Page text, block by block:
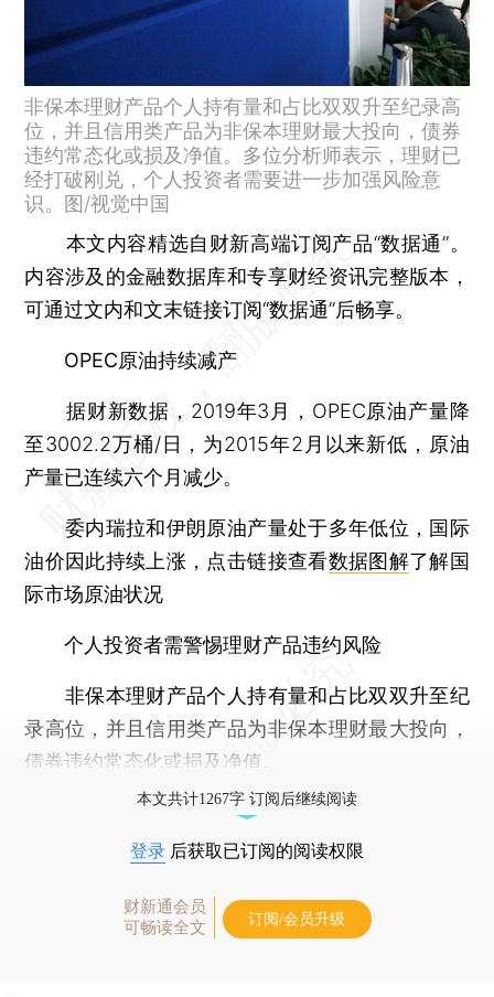
非保本理财产品个人持有量和占比双双升至纪录高
位，并且信用类产品为非保本理财最大投向，债券
违约常态化或损及净值。多位分析师表示，理财已
经打破刚兑，个人投资者需要进一步加强风险意
识。图/视觉中国
本文内容精选自财新高端订阅产品“数据通”。
内容涉及的金融数据库和专享财经资讯完整版本，
可通过文内和文末链接订阅“数据通”后畅享。
OPEC原油持续减产
据财新数据，2019年3月，OPEC原油产量降
至3002.2万桶/日，为2015年2月以来新低，原油
产量已连续六个月减少。
委内瑞拉和伊朗原油产量处于多年低位，国际
油价因此持续上涨，点击链接查看数据图解了解国
际市场原油状况
个人投资者需警惕理财产品违约风险
非保本理财产品个人持有量和占比双双升至纪
录高位，并且信用类产品为非保本理财最大投向，
债券违约常态化或损及净值。
本文共计1267字 订阅后继续阅读
登录 后获取已订阅的阅读权限
财新通会员
可畅读全文
订阅/会员升级